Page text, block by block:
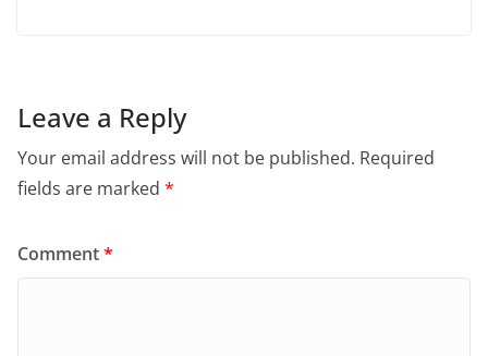
Leave a Reply
Your email address will not be published. Required
fields are marked *
Comment*